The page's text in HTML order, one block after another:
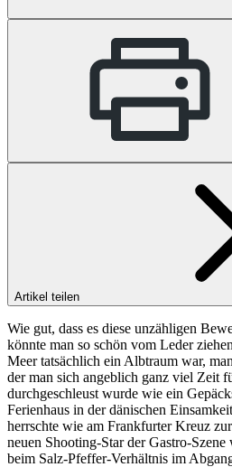
Artikel teilen
Wie gut, dass es diese unzähligen
könnte man so schön vom Leder
Meer tatsächlich ein Albtraum war,
der man sich angeblich ganz viel Zeit
durchgeschleust wurde wie ein
Ferienhaus in der dänischen
herrschte wie am Frankfurter Kreuz
neuen Shooting-Star der Gastro-
beim Salz-Pfeffer-Verhältnis im